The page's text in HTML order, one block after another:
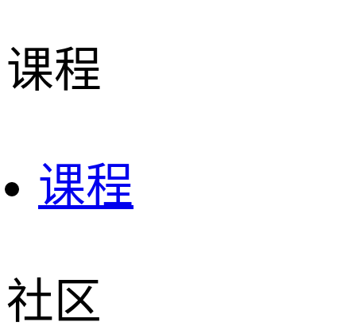
课程
课程
社区